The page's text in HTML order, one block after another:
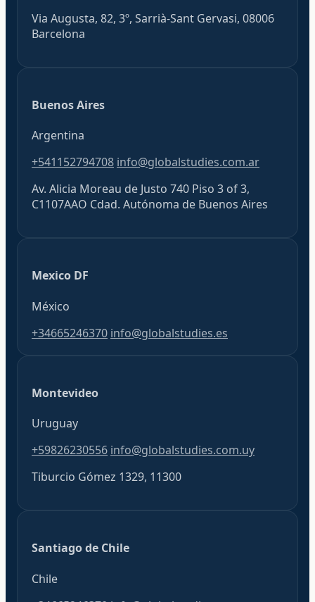
Via Augusta, 82, 3º, Sarrià-Sant Gervasi, 08006
Barcelona
Buenos Aires
Argentina
+541152794708 info@globalstudies.com.ar
Av. Alicia Moreau de Justo 740 Piso 3 of 3,
C1107AAO Cdad. Autónoma de Buenos Aires
Mexico DF
México
+34665246370 info@globalstudies.es
Montevideo
Uruguay
+59826230556 info@globalstudies.com.uy
Tiburcio Gómez 1329, 11300
Santiago de Chile
Chile